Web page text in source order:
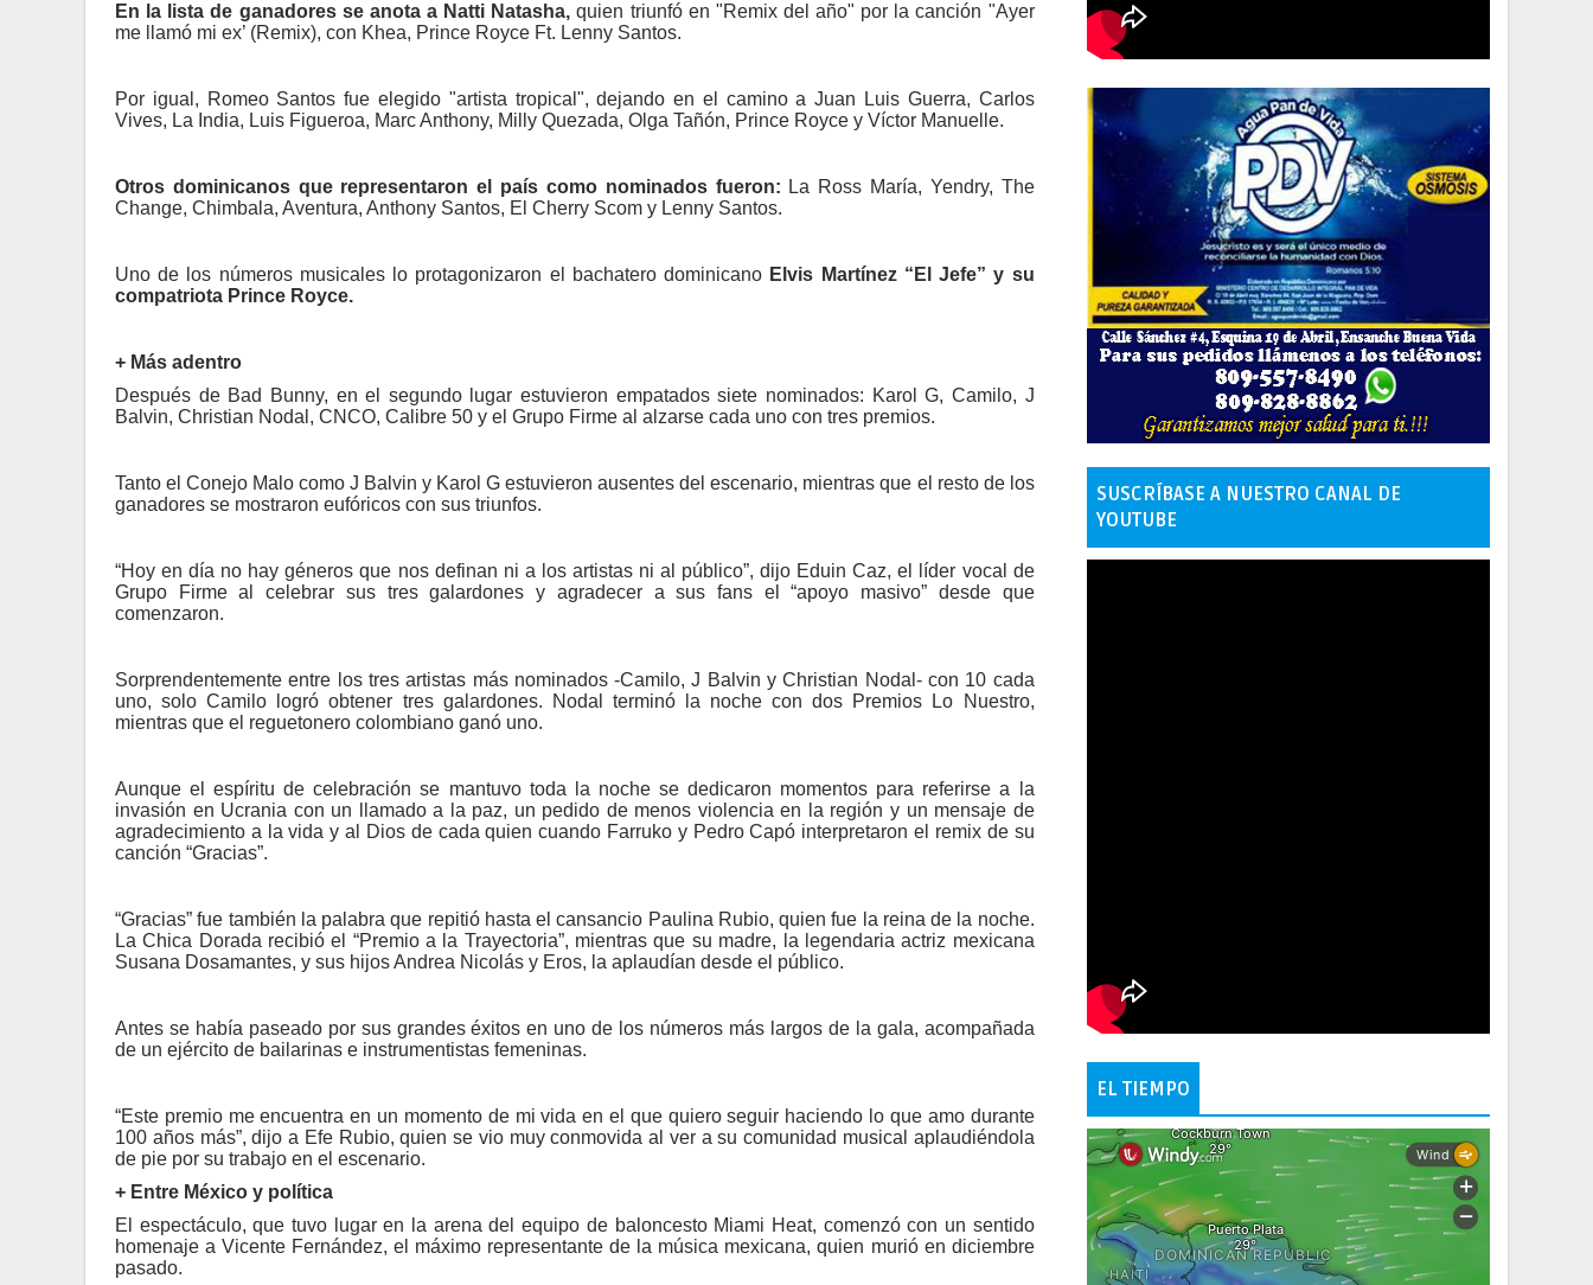
En la lista de ganadores se anota a Natti Natasha,quien triunfó en "Remix del año" por la canción "Ayer
me llamó mi ex’ (Remix), con Khea, Prince Royce Ft. Lenny Santos.
Por igual, Romeo Santos fue elegido "artista tropical", dejando en el camino a Juan Luis Guerra, Carlos
Vives, La India, Luis Figueroa, Marc Anthony, Milly Quezada, Olga Tañón, Prince Royce y Víctor Manuelle.
Otros dominicanos que representaron el país como nominados fueron: La Ross María, Yendry, The
Change, Chimbala, Aventura, Anthony Santos, El Cherry Scom y Lenny Santos.
Uno de los números musicales lo protagonizaron el bachatero dominicano Elvis Martínez “El Jefe” y su
compatriota Prince Royce.
+ Más adentro
Después de Bad Bunny, en el segundo lugar estuvieron empatados siete nominados: Karol G, Camilo, J
Balvin, Christian Nodal, CNCO, Calibre 50 y el Grupo Firme al alzarse cada uno con tres premios.
Tanto el Conejo Malo como J Balvin y Karol G estuvieron ausentes del escenario, mientras que el resto de los
ganadores se mostraron eufóricos con sus triunfos.
“Hoy en día no hay géneros que nos definan ni a los artistas ni al público”, dijo Eduin Caz, el líder vocal de
Grupo Firme al celebrar sus tres galardones y agradecer a sus fans el “apoyo masivo” desde que
comenzaron.
Sorprendentemente entre los tres artistas más nominados -Camilo, J Balvin y Christian Nodal- con 10 cada
uno, solo Camilo logró obtener tres galardones. Nodal terminó la noche con dos Premios Lo Nuestro,
mientras que el reguetonero colombiano ganó uno.
Aunque el espíritu de celebración se mantuvo toda la noche se dedicaron momentos para referirse a la
invasión en Ucrania con un llamado a la paz, un pedido de menos violencia en la región y un mensaje de
agradecimiento a la vida y al Dios de cada quien cuando Farruko y Pedro Capó interpretaron el remix de su
canción “Gracias”.
“Gracias” fue también la palabra que repitió hasta el cansancio Paulina Rubio, quien fue la reina de la noche.
La Chica Dorada recibió el “Premio a la Trayectoria”, mientras que su madre, la legendaria actriz mexicana
Susana Dosamantes, y sus hijos Andrea Nicolás y Eros, la aplaudían desde el público.
Antes se había paseado por sus grandes éxitos en uno de los números más largos de la gala, acompañada
de un ejército de bailarinas e instrumentistas femeninas.
“Este premio me encuentra en un momento de mi vida en el que quiero seguir haciendo lo que amo durante
100 años más”, dijo a Efe Rubio, quien se vio muy conmovida al ver a su comunidad musical aplaudiéndola
de pie por su trabajo en el escenario.
+ Entre México y política
El espectáculo, que tuvo lugar en la arena del equipo de baloncesto Miami Heat, comenzó con un sentido
homenaje a Vicente Fernández, el máximo representante de la música mexicana, quien murió en diciembre
pasado.
SUSCRÍBASE A NUESTRO CANAL DE
YOUTUBE
EL TIEMPO